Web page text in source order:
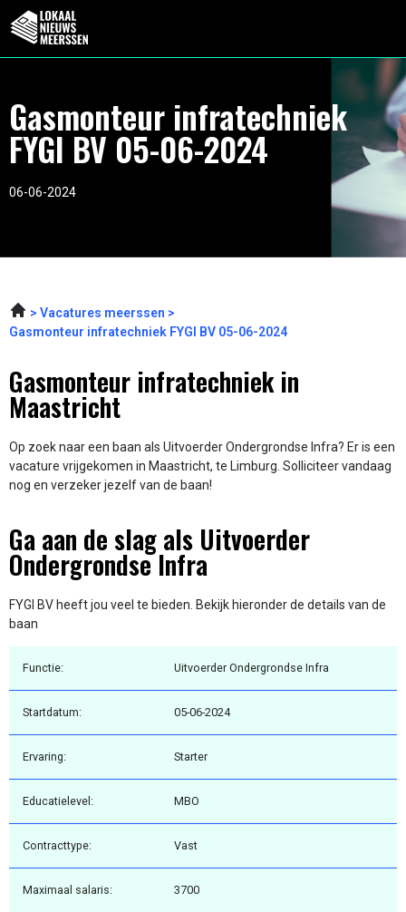
Gasmonteur infratechniek
FYGI BV 05-06-2024
06-06-2024
Vacatures meerssen
Gasmonteur infratechniek FYGI BV 05-06-2024
Gasmonteur infratechniek in
Maastricht
Op zoek naar een baan als Uitvoerder Ondergrondse Infra? Er is een
vacature vrijgekomen in Maastricht, te Limburg. Solliciteer vandaag
nog en verzeker jezelf van de baan!
Ga aan de slag als Uitvoerder
Ondergrondse Infra
FYGI BV heeft jou veel te bieden. Bekijk hieronder de details van de
baan
Functie: Uitvoerder Ondergrondse Infra
Startdatum: 05-06-2024
Ervaring: Starter
Educatielevel: MBO
Contracttype: Vast
Maximaal salaris: 3700